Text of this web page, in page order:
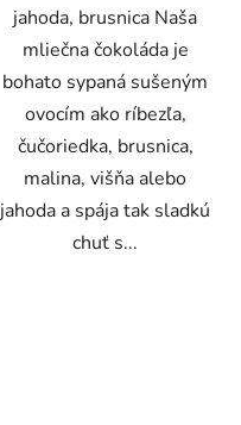
jahoda, brusnica Naša
mliečna čokoláda je
bohato sypaná sušeným
ovocím ako ríbezľa,
čučoriedka, brusnica,
malina, višňa alebo
jahoda a spája tak sladkú
chuť s...